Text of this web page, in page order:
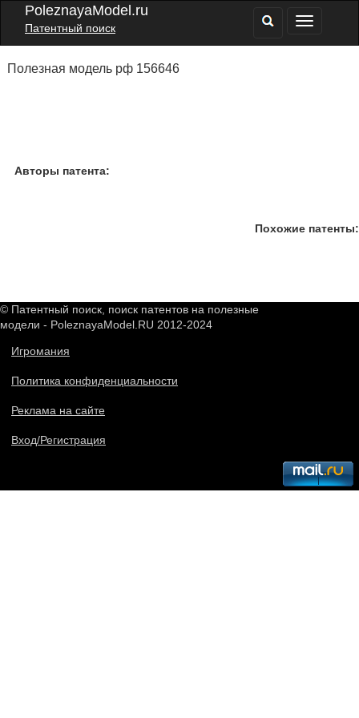
PoleznayaModel.ru
Патентный поиск
Полезная модель рф 156646
Авторы патента:
Похожие патенты:
© Патентный поиск, поиск патентов на полезные
модели - PoleznayaModel.RU 2012-2024
Игромания
Политика конфиденциальности
Реклама на сайте
Вход/Регистрация